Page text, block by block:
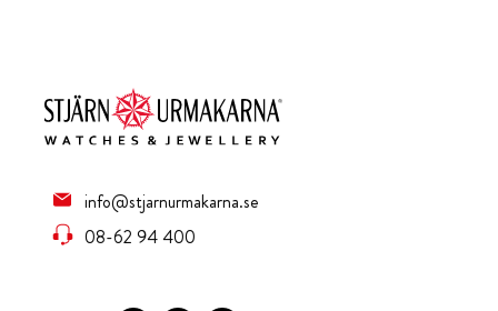
info@stjarnurmakarna.se
08-62 94 400